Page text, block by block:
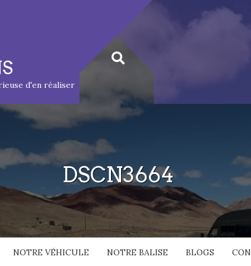
d'en réaliser
DSCN3664
NOTRE VÉHICULE NOTRE BALISE BLOGS